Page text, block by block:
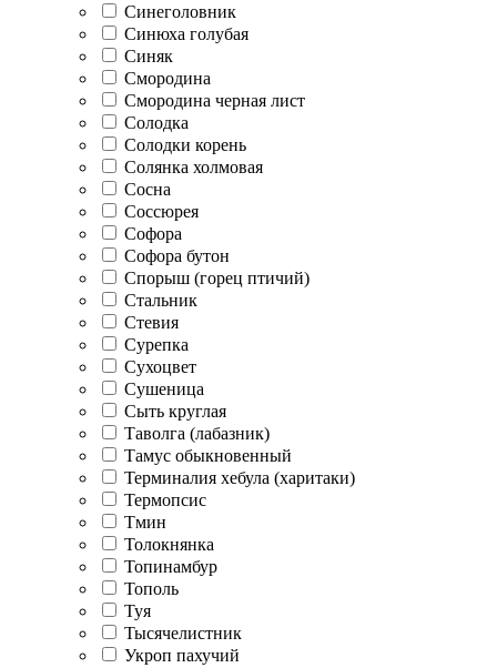
Синеголовник
Синюха голубая
Синяк
Смородина
Смородина черная лист
Солодка
Солодки корень
Солянка холмовая
Сосна
Соссюрея
Софора
Софора бутон
Спорыш (горец птичий)
Стальник
Стевия
Сурепка
Сухоцвет
Сушеница
Сыть круглая
Таволга (лабазник)
Тамус обыкновенный
Терминалия хебула (харитаки)
Термопсис
Тмин
Толокнянка
Топинамбур
Тополь
Туя
Тысячелистник
Укроп пахучий